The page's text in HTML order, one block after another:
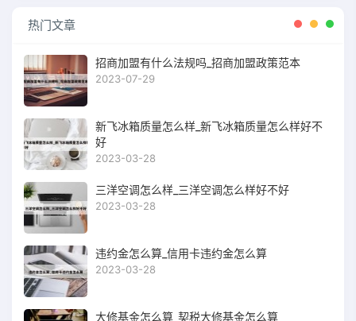
热门文章
招商加盟有什么法规吗_招商加盟政策范本
2023-07-29
新飞冰箱质量怎么样_新飞冰箱质量怎么样好不
好
2023-03-28
三洋空调怎么样_三洋空调怎么样好不好
2023-03-28
违约金怎么算_信用卡违约金怎么算
2023-03-28
大修基金怎么算_契税大修基金怎么算